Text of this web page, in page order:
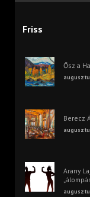
Friss
Ősz a
Berecz
Arany